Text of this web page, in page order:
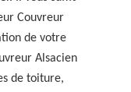
Couvreur
de votre
Alsacien
de toiture,